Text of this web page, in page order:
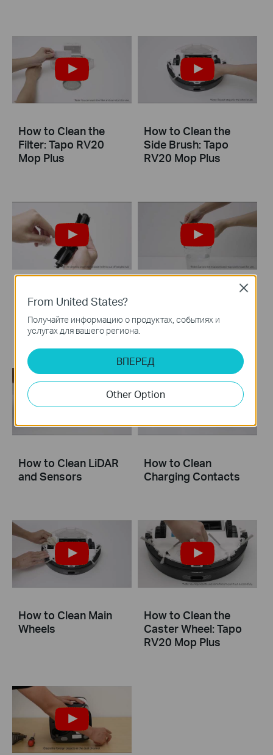
How to Clean the
Filter: Tapo RV20
Mop Plus
How to Clean the
Side Brush: Tapo
RV20 Mop Plus
How to Clean the
Main Brush: Tapo
RV20 Mop Plus
How to Clean LiDAR
and Sensors
How to Clean
Charging Contacts
How to Clean Main
Wheels
How to Clean the
Caster Wheel: Tapo
RV20 Mop Plus
From United States?
Получайте информацию о продуктах, событиях и
услугах для вашего региона.
ВПЕРЕД
Other Option
Close